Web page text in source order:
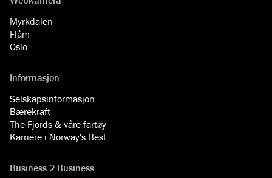
Myrkdalen
Flåm
Oslo
Informasjon
Selskapsinformasjon
Bærekraft
The Fjords & våre fartøy
Karriere i Norway's Best
Business 2 Business